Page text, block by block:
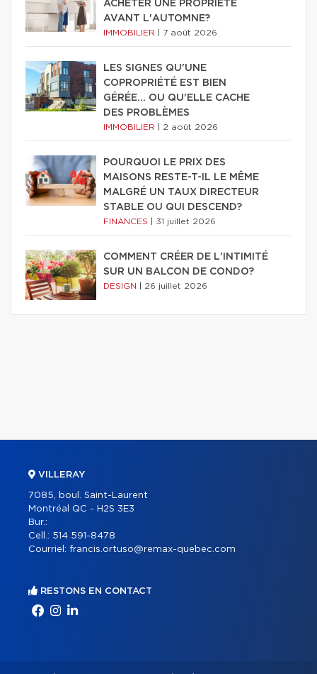
ACHETER UNE PROPRIÉTÉ
AVANT L'AUTOMNE?
IMMOBILIER 7 août 2026
LES SIGNES QU'UNE
COPROPRIÉTÉ EST BIEN
GÉRÉE… OU QU'ELLE CACHE
DES PROBLÈMES
IMMOBILIER 2 août 2026
POURQUOI LE PRIX DES
MAISONS RESTE-T-IL LE MÊME
MALGRÉ UN TAUX DIRECTEUR
STABLE OU QUI DESCEND?
FINANCES 31 juillet 2026
COMMENT CRÉER DE L'INTIMITÉ
SUR UN BALCON DE CONDO?
DESIGN 26 juillet 2026
VILLERAY
7085, boul. Saint-Laurent
Montréal QC - H2S 3E3
Bur.:
Cell.: 514 591-8478
Courriel: francis.ortuso@remax-quebec.com
RESTONS EN CONTACT